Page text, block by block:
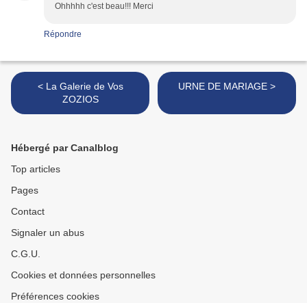
Ohhhhh c'est beau!!! Merci
Répondre
< La Galerie de Vos
ZOZIOS
URNE DE MARIAGE >
Hébergé par Canalblog
Top articles
Pages
Contact
Signaler un abus
C.G.U.
Cookies et données personnelles
Préférences cookies